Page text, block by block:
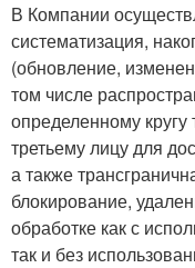
В Компании
систематизация,
(обновление,
том числе
определенному
третьему лицу для
а также
блокирование,
обработке как с
так и без